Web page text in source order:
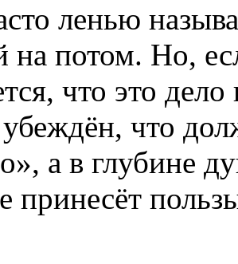
ленью
на потом. Но,
что это
что
а в глубине
принесёт